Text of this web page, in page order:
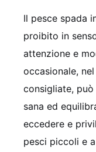
Il pesce spada
proibito in
attenzione e
occasionale,
consigliate,
sana ed
eccedere e
pesci piccoli e